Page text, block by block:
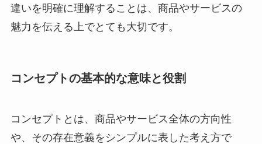
違いを明確に理解することは、商品やサービスの
魅力を伝える上でとても大切です。
コンセプトの基本的な意味と役割
コンセプトとは、商品やサービス全体の方向性
や、その存在意義をシンプルに表した考え方で